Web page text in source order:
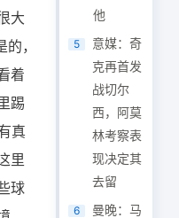
大
，
着
踢
真
里
球
他
5
意媒：奇
克再首发
战切尔
西，阿莫
林考察表
现决定其
去留
6
曼晚：马